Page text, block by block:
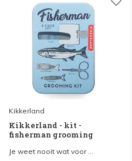
Kikkerland
Kikkerland - kit -
fisherman grooming
Je weet nooit wat voor ...